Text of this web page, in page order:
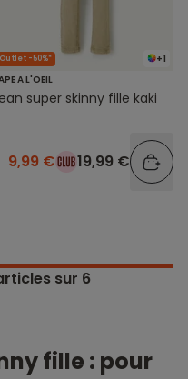
+1
Outlet -50%*
A L'OEIL
super skinny fille kaki
9,99 € 19,99 €
sur 6
fille : pour